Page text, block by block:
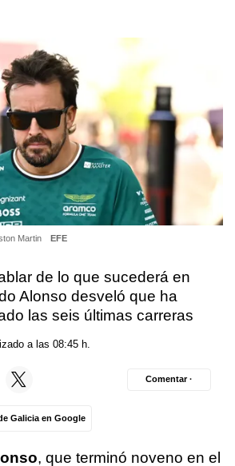
Martin EFE
de lo que sucederá en
Alonso desveló que ha
las seis últimas carreras
a las 08:45 h.
Galicia en Google
Comentar ·
, que terminó noveno en el